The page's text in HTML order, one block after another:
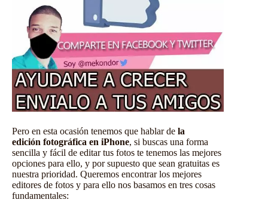
Pero en esta ocasión tenemos que hablar de la
edición fotográfica en iPhone, si buscas una forma
sencilla y fácil de editar tus fotos te tenemos las mejores
opciones para ello, y por supuesto que sean gratuitas es
nuestra prioridad. Queremos encontrar los mejores
editores de fotos y para ello nos basamos en tres cosas
fundamentales: